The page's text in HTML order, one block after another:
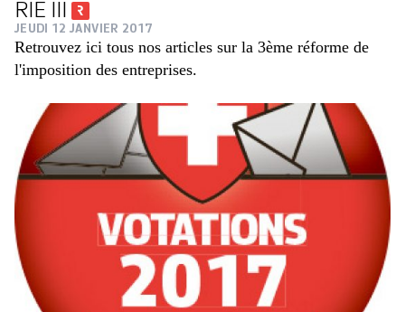
RIE III
JEUDI 12 JANVIER 2017
Retrouvez ici tous nos articles sur la 3ème réforme de
l'imposition des entreprises.